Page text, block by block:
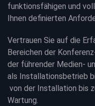
funktionsfähigen und
Ihnen definierten
Vertrauen Sie auf die
Bereichen der
der führender Medien-
als Installationsbetrieb
von der Installation bis
Wartung.